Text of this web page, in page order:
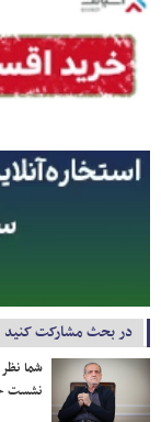
در بحث مشارکت کنید
شما
نشست